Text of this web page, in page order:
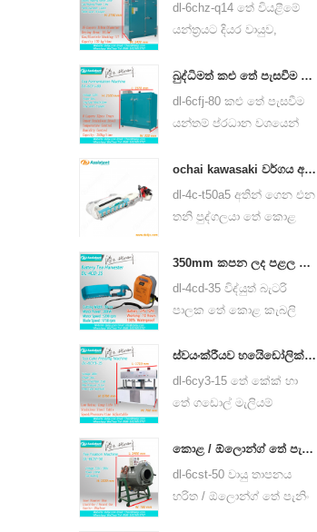
සඳහා භාවිතා කළ හැකිය.
dl-6chz-q14 තේ වියළීමේ
යන්ත්‍රයට දියර වායුව,
භාවිතා කළ හැකි අතර හරිත
තේ, කළු තේ, ඔලොන්ග් තේ
වැනි බොහෝ වර්ගවල තේ
බුද්ධිමත් කළු තේ පැසවීම යන්ත්ර 6cfj-80
dl-6cfj-80 කළු තේ පැසවීම
යන්තම් ප්රධාන වශයෙන්
යොදා ගනී.
ochai kawasaki වර්ගය අතින් ගෙන එන එක් මිනිසෙකු තේ දළු නෙලීම අස්වනු නෙලීම යන්ත්ර 4c-t50a5
dl-4c-t50a5 අතින් ගෙන එන
තනි පුද්ගලයා තේ කොළ
450mm, 500mm, 600mm,
huasheng 1e34f බ්ලොනින්
එන්ජිම භාවිතා කරන්න.
350mm කපන ලද පළල විදුලි බැටරි යාන්ත්රික තේ කොළ තේ දලු නෙලන යන්ත්ර 4cd-35
dl-4cd-35 විද්යුත් බැටරි
පාලක තේ කොළ කැබලි
350mm, බැටරි ලිතියම් බැටරි
හෝ ඊයම් අම්ල බැටරිය
භාවිතා කරයි.
ස්වයංක්රීයව හයිෙඩෝලික් අළුත් ෙත් කේක් ෙටොප් ගඩොල් මුදණ යන්ත 6s3-15
dl-6cy3-15 තේ කේක් හා
තේ ගඩොල් මැලියම්
පොර් තේ තේ කේක් හා
අනෙකුත් තේ කේක් හා තේ
ගඩොල් යනාදිය භාවිත කළ
කොළ / ඕලොන්ග් තේ පැන්ජින් යන්ත්රය තේ කොළ පන්ර්නර් උපකරණ 6cst-50
dl-6cst-50 වායු තාපනය
හරිත / ඕලොන්ග් තේ පැනිං